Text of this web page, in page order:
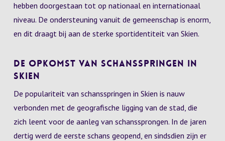
hebben doorgestaan tot op nationaal en internationaal
niveau. De ondersteuning vanuit de gemeenschap is enorm,
en dit draagt bij aan de sterke sportidentiteit van Skien.
De Opkomst van Schansspringen in
Skien
De populariteit van schansspringen in Skien is nauw
verbonden met de geografische ligging van de stad, die
zich leent voor de aanleg van schanssprongen. In de jaren
dertig werd de eerste schans geopend, en sindsdien zijn er